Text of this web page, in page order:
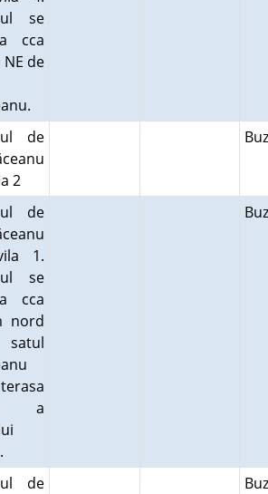
se
cca
NE de
de
2
de
1.
se
cca
nord
a
de